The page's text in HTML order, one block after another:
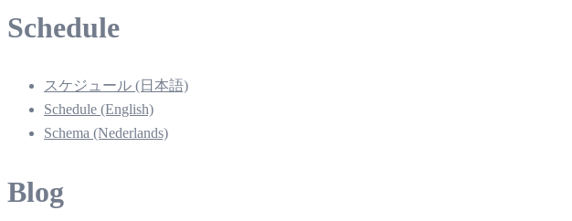
Schedule
スケジュール (日本語)
Schedule (English)
Schema (Nederlands)
Blog